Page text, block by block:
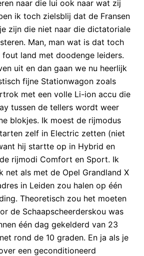
naar die lui ook naar wat zij
ik toch zielsblij dat de Fransen
zijn die niet naar die dictatoriale
Man, man wat is dat toch
land met doodenge leiders.
uit en dan gaan we nu heerlijk
fijne Stationwagon zoals
met een volle Li-ion accu die
tussen de tellers wordt weer
blokjes. Ik moest de rijmodus
zelf in Electric zetten (niet
hij startte op in Hybrid en
rijmodi Comfort en Sport. Ik
net als met de Opel Grandland X
in Leiden zou halen op één
Theoretisch zou het moeten
de Schaapscheerderskou was
één dag gekelderd van 23
rond de 10 graden. En ja als je
een geconditioneerd